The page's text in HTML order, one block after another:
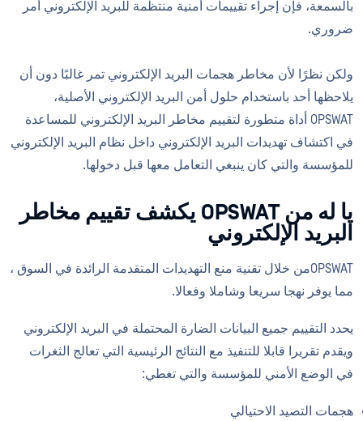
بالسمعة، فإن إجراء تقييمات أمنية منتظمة للبريد الإلكتروني أمر
ضروري.
ولكن نظرًا لأن مخاطر هجمات البريد الإلكتروني تمر غالبًا دون أن
يلاحظها أحد باستخدام حلول أمن البريد الإلكتروني الأصلية،
OPSWAT أداة متطورة لتقييم مخاطر البريد الإلكتروني للمساعدة
في اكتشاف تهديدات البريد الإلكتروني داخل نظام البريد الإلكتروني
للمؤسسة والتي كان ينبغي التعامل معها قبل دخولها.
يا له من OPSWAT يكشف تقييم مخاطر
البريد الإلكتروني
OPSWATمن خلال تقنية منع التهديدات المتقدمة الرائدة في السوق ،
مما يوفر نهجا سريعا وشاملا وفعالا.
يحدد التقييم جميع البيانات الضارة المحتملة في البريد الإلكتروني
ويقدم تقريرا قابلا للتنفيذ مع النتائج الرئيسية التي تعالج الثغرات
في الوضع الأمني للمؤسسة والتي تغطي:
هجمات التصيد الاحتيالي